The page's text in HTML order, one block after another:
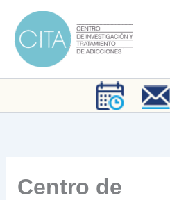
contenido
Centro de